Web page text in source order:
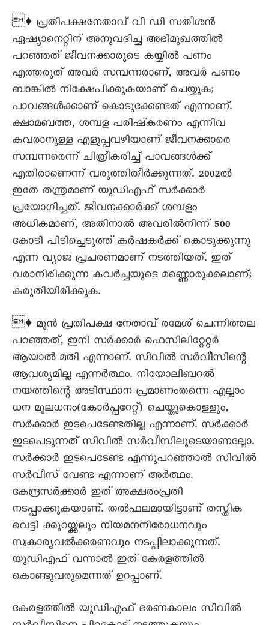
♦ പ്രതിപക്ഷനേതാവ് വി ഡി സതീശൻ
ഏഷ്യാനെറ്റിന് അനുവദിച്ച അഭിമുഖത്തില്‍
പറഞ്ഞത് ജീവനക്കാരുടെ കയ്യില്‍ പണം
എത്തരുത് അവര്‍ സമ്പന്നരാണ്, അവര്‍ പണം
ബാങ്കില്‍ നിക്ഷേപിക്കുകയാണ് ചെയ്യുക;
പാവങ്ങള്‍ക്കാണ് കൊടുക്കേണ്ടത് എന്നാണ്.
ക്ഷാമബത്ത, ശമ്പള പരിഷ്കരണം എന്നിവ
കവരാനുള്ള എളുപ്പവഴിയാണ് ജീവനക്കാരെ
സമ്പന്നരെന്ന് ചിത്രീകരിച്ച് പാവങ്ങള്‍ക്ക്
എതിരാണെന്ന് വരുത്തിതീർക്കുന്നത്. 2002ല്‍
ഇതേ തന്ത്രമാണ് യുഡിഎഫ് സർക്കാർ
പ്രയോഗിച്ചത്. ജീവനക്കാര്‍ക്ക് ശമ്പളം
അധികമാണ്, അതിനാല്‍ അവരില്‍നിന്ന് 500
കോടി പിടിച്ചെടുത്ത് കര്‍ഷകര്‍ക്ക് കൊടുക്കുന്നു
എന്ന വ്യാജ പ്രചരണമാണ് നടത്തിയത്. ഇത്
വരാനിരിക്കുന്ന കവര്‍ച്ചയുടെ മണ്ണൊരുക്കലാണ്;
കരുതിയിരിക്കുക.
♦ മുന്‍ പ്രതിപക്ഷ നേതാവ് രമേശ് ചെന്നിത്തല
പറഞ്ഞത്, ഇനി സര്‍ക്കാര്‍ ഫെസിലിറ്റേറ്റര്‍
ആയാല്‍ മതി എന്നാണ്. സിവില്‍ സര്‍വീസിന്റെ
ആവശ്യമില്ല എന്നര്‍ത്ഥം. നിയോലിബറല്‍
നയത്തിന്റെ അടിസ്ഥാന പ്രമാണംതന്നെ എല്ലാം
ധന മൂലധനം(കോര്‍പ്പറേറ്റ്) ചെയ്തുകൊള്ളും,
സര്‍ക്കാര്‍ ഇടപെടേണ്ടതില്ല എന്നാണ്. സര്‍ക്കാര്‍
ഇടപെടുന്നത് സിവില്‍ സര്‍വീസിലൂടെയാണല്ലോ.
സര്‍ക്കാര്‍ ഇടപെടേണ്ട എന്നുപറഞ്ഞാല്‍ സിവില്‍
സര്‍വീസ് വേണ്ട എന്നാണ് അര്‍ത്ഥം.
കേന്ദ്രസര്‍ക്കാര്‍ ഇത് അക്ഷരംപ്രതി
നടപ്പാക്കുകയാണ്. തല്‍ഫലമായിട്ടാണ് തസ്തിക
വെട്ടി ക്കുറയ്ക്കലും നിയമനനിരോധനവും
സ്വകാര്യവല്‍ക്കരണവും നടപ്പിലാക്കുന്നത്.
യുഡിഎഫ് വന്നാല്‍ ഇത് കേരളത്തില്‍
കൊണ്ടുവരുമെന്നത് ഉറപ്പാണ്.
കേരളത്തില്‍ യുഡിഎഫ് ഭരണകാലം സിവില്‍